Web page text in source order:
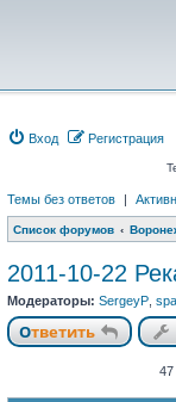
Вход Регистрация
Темы без ответов |
Список форумов
2011-10-22
Модераторы: SergeyP
Ответить